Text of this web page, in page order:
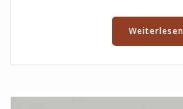
Weiterlesen